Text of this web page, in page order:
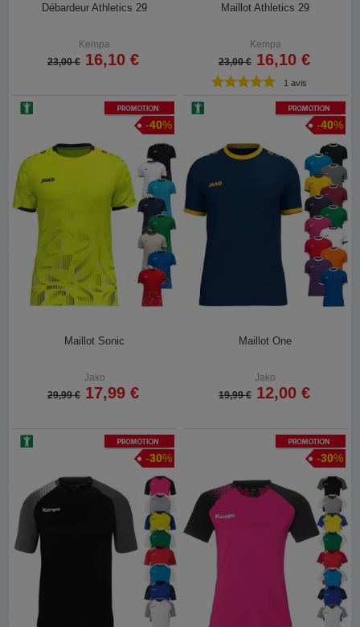
Débardeur Athletics 29
Kempa
23,00 € 16,10 €
Maillot Athletics 29
Kempa
23,00 € 16,10 €
1 avis
Promotion
-40%
Maillot Sonic
Jako
29,99 € 17,99 €
Promotion
-40%
Maillot One
Jako
19,99 € 12,00 €
Promotion
-30%
Promotion
-30%